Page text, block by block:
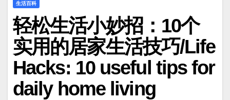
生活百科
轻松生活小妙招：10个
实用的居家生活技巧/Life
Hacks: 10 useful tips for
daily home living